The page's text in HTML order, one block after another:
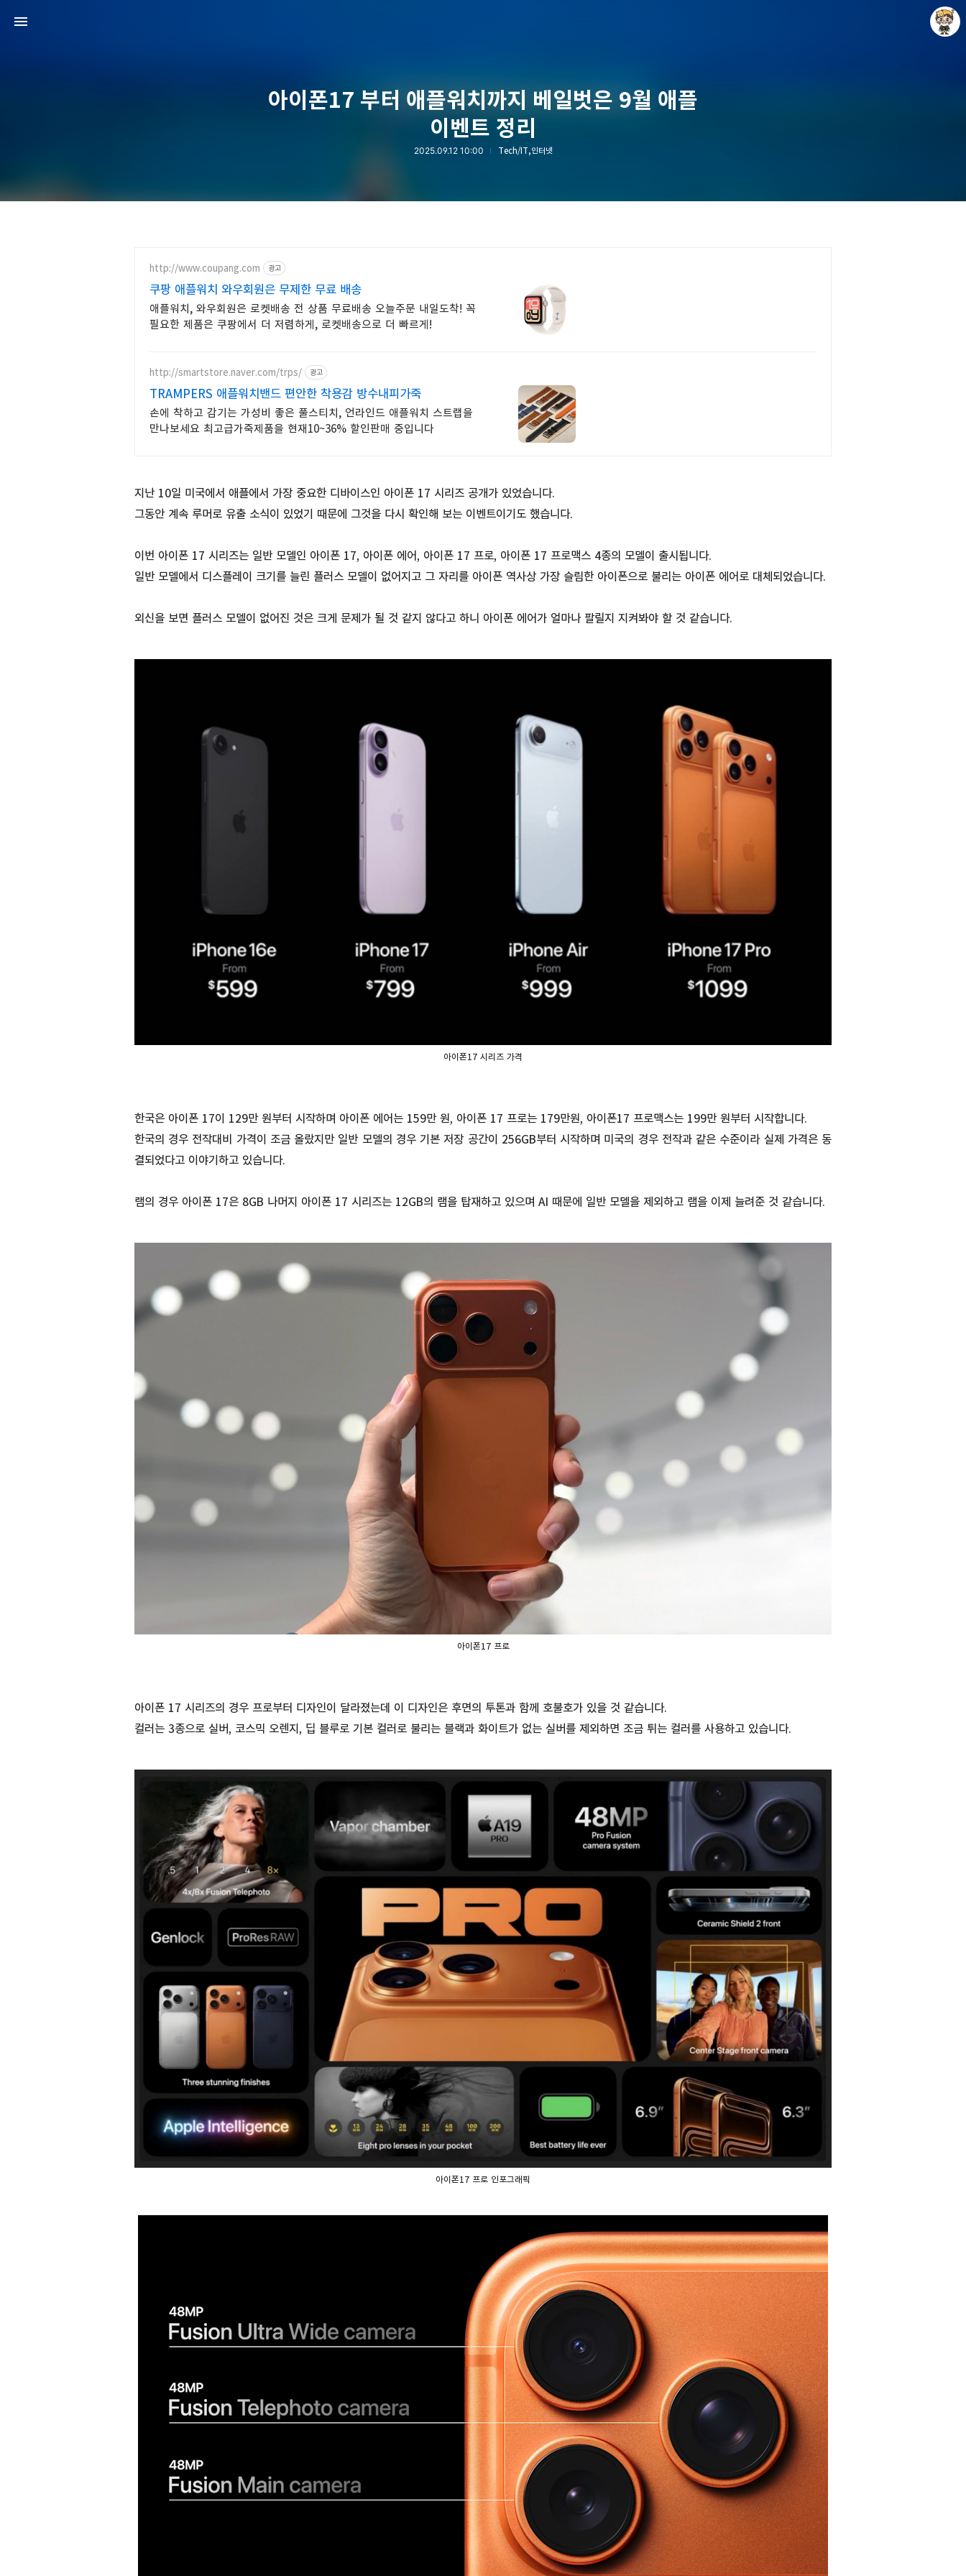
아이폰17 부터 애플워치까지 베일벗은 9월 애플
이벤트 정리
2025.09.12 10:00 Tech/IT,인터넷
http://www.coupang.com 광고
쿠팡 애플워치 와우회원은 무제한 무료 배송
애플워치, 와우회원은 로켓배송 전 상품 무료배송 오늘주문 내일도착! 꼭
필요한 제품은 쿠팡에서 더 저렴하게, 로켓배송으로 더 빠르게!
http://smartstore.naver.com/trps/ 광고
TRAMPERS 애플워치밴드 편안한 착용감 방수내피가죽
손에 착하고 감기는 가성비 좋은 풀스티치, 언라인드 애플워치 스트랩을
만나보세요 최고급가죽제품을 현재10~36% 할인판매 중입니다
지난 10일 미국에서 애플에서 가장 중요한 디바이스인 아이폰 17 시리즈 공개가 있었습니다.
그동안 계속 루머로 유출 소식이 있었기 때문에 그것을 다시 확인해 보는 이벤트이기도 했습니다.
이번 아이폰 17 시리즈는 일반 모델인 아이폰 17, 아이폰 에어, 아이폰 17 프로, 아이폰 17 프로맥스 4종의 모델이 출시됩니다.
일반 모델에서 디스플레이 크기를 늘린 플러스 모델이 없어지고 그 자리를 아이폰 역사상 가장 슬림한 아이폰으로 불리는 아이폰 에어로 대체되었습니다.
외신을 보면 플러스 모델이 없어진 것은 크게 문제가 될 것 같지 않다고 하니 아이폰 에어가 얼마나 팔릴지 지켜봐야 할 것 같습니다.
아이폰17 시리즈 가격
한국은 아이폰 17이 129만 원부터 시작하며 아이폰 에어는 159만 원, 아이폰 17 프로는 179만원, 아이폰17 프로맥스는 199만 원부터 시작합니다.
한국의 경우 전작대비 가격이 조금 올랐지만 일반 모델의 경우 기본 저장 공간이 256GB부터 시작하며 미국의 경우 전작과 같은 수준이라 실제 가격은 동
결되었다고 이야기하고 있습니다.
램의 경우 아이폰 17은 8GB 나머지 아이폰 17 시리즈는 12GB의 램을 탑재하고 있으며 AI 때문에 일반 모델을 제외하고 램을 이제 늘려준 것 같습니다.
아이폰17 프로
아이폰 17 시리즈의 경우 프로부터 디자인이 달라졌는데 이 디자인은 후면의 투톤과 함께 호불호가 있을 것 같습니다.
컬러는 3종으로 실버, 코스믹 오렌지, 딥 블루로 기본 컬러로 불리는 블랙과 화이트가 없는 실버를 제외하면 조금 튀는 컬러를 사용하고 있습니다.
아이폰17 프로 인포그래픽